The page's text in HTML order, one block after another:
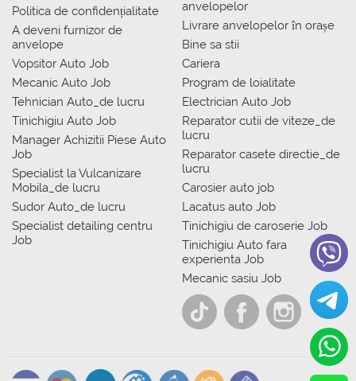
Politica de confidențialitate
A deveni furnizor de
anvelope
Vopsitor Auto Job
Mecanic Auto Job
Tehnician Auto_de lucru
Tinichigiu Auto Job
Manager Achizitii Piese Auto
Job
Specialist la Vulcanizare
Mobila_de lucru
Sudor Auto_de lucru
Specialist detailing centru
Job
anvelopelor
Livrare anvelopelor în orașe
Bine sa stii
Cariera
Program de loialitate
Electrician Auto Job
Reparator cutii de viteze_de
lucru
Reparator casete directie_de
lucru
Carosier auto job
Lacatus auto Job
Tinichigiu de caroserie Job
Tinichigiu Auto fara
experienta Job
Mecanic sasiu Job